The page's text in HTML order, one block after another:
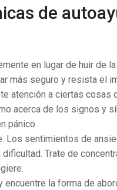
de
en lugar de huir de
más seguro y resista el
atención a ciertas cosas
acerca de los signos y
pánico.
Los sentimientos de
Trate de
la forma de